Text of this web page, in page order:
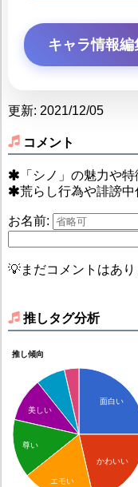
キャラ情報編
更新: 2021/12/05
コメント
「シノ」の魅力や
荒らし行為や誹謗
お名前:
💡まだコメントはあ
推しタグ分析
推し傾向
面白い
かわいい
美しい
尊い
エモい